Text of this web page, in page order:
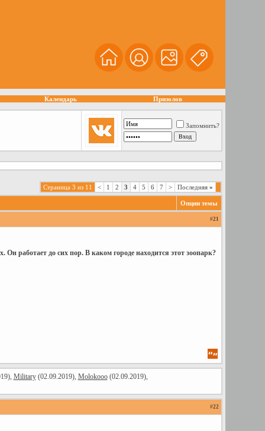
Календарь Призолов
Запомнить?
Страница 3 из 11 < 1 2 3 4 5 6 7 > Последняя»
Опции темы
#21
Он работает до сих пор. В каком городе находится этот зоопарк?
Military(02.09.2019), Molokooo(02.09.2019),
#22